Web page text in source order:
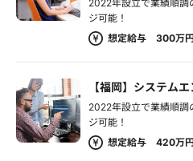
2022年設立で業績順調
ジ可能！
想定給与 300万
【福岡】システム
2022年設立で業績順調
ジ可能！
想定給与 420万